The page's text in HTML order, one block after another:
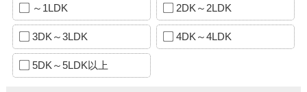
～1LDK 2DK～2LDK
3DK～3LDK 4DK～4LDK
5DK～5LDK以上